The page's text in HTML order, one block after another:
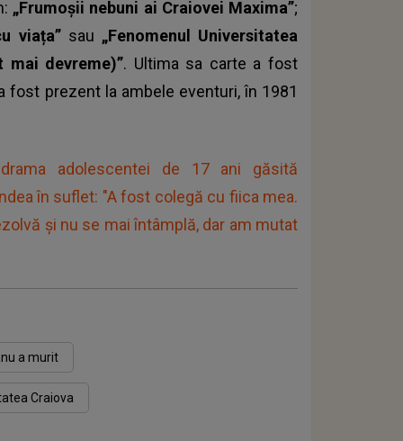
„Frumoșii nebuni ai Craiovei Maxima”;
viața” sau „Fenomenul Universitatea
mai devreme)”. Ultima sa carte a fost
fost prezent la ambele eventuri, în 1981
adolescentei de 17 ani găsită
în suflet: "A fost colegă cu fiica mea.
și nu se mai întâmplă, dar am mutat
a murit
Craiova